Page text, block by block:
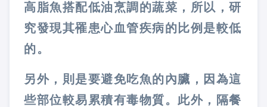
高脂魚搭配低油烹調的蔬菜，所以，研
究發現其罹患心血管疾病的比例是較低
的。
另外，則是要避免吃魚的內臟，因為這
些部位較易累積有毒物質。此外，隔餐